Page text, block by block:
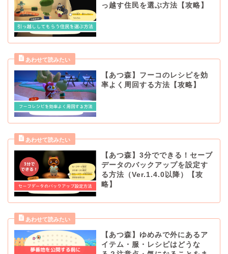
っ越す住民を選ぶ方法【攻略】
【あつ森】フーコのレシピを効
率よく周回する方法【攻略】
【あつ森】3分でできる！セーブ
データのバックアップを設定す
る方法（Ver.1.4.0以降）【攻
略】
【あつ森】ゆめみで外にあるア
イテム・服・レシピはどうな